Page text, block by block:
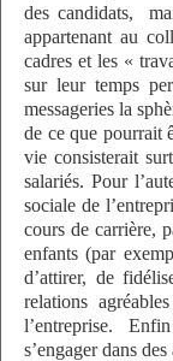
des candidats,
appartenant au
cadres et les «
sur leur temps
messageries la
de ce que pourrait
vie consisterait
salariés. Pour
sociale de
cours de carrière,
enfants (par
d’attirer, de
relations
l’entreprise.
Enfin
s’engager dans